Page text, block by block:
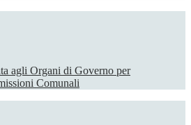
agli Organi di Governo per
Comunali